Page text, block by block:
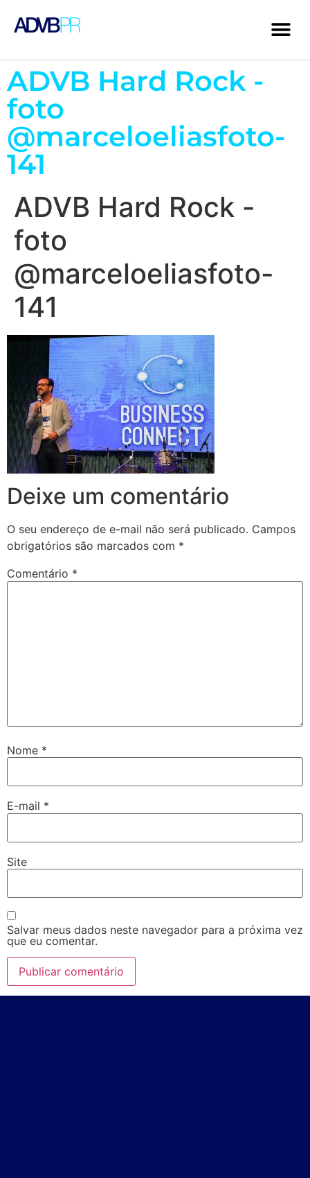
ADVB Hard Rock -
foto
@marceloeliasfoto-
141
ADVB Hard Rock -
foto
@marceloeliasfoto-
141
Deixe um comentário
O seu endereço de e-mail não será publicado. Campos
obrigatórios são marcados com *
Comentário *
Nome *
E-mail *
Site
Salvar meus dados neste navegador para a próxima vez
que eu comentar.